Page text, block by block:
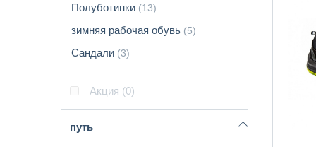
Полуботинки (13)
зимняя рабочая обувь (5)
Сандали (3)
Акция (0)
путь